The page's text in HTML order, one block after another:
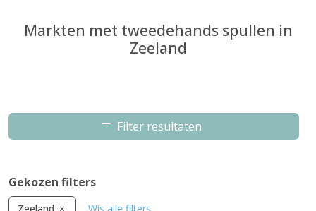
Markten met tweedehands spullen in
Zeeland
Filter resultaten
Gekozen filters